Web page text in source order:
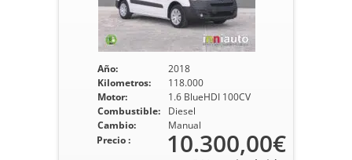
Año:
2018
Kilometros:
118.000
Motor:
1.6 BlueHDI 100CV
Combustible:
Diesel
Cambio:
Manual
Precio : 10.300,00€